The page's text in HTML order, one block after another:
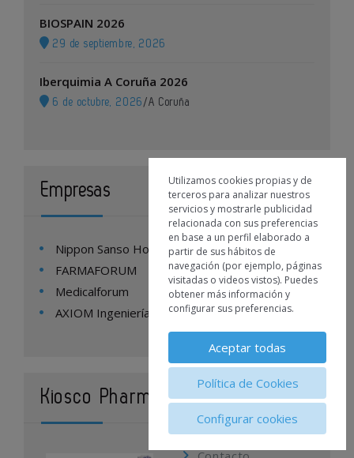
BIOSPAIN 2026
29 de septiembre, 2026
Iberquimia A Coruña 2026
6 de octubre, 2026 /A Coruña
Empresas
Nippon Sanso Homecare España
FARMAFORUM
Medicalforum
AXIOM Ingeniería
Kiosco Pharmatech
Utilizamos cookies propias y de
terceros para analizar nuestros
servicios y mostrarle publicidad
relacionada con sus preferencias
en base a un perfil elaborado a
partir de sus hábitos de
navegación (por ejemplo, páginas
visitadas o videos vistos). Puedes
obtener más información y
configurar sus preferencias.
Aceptar todas
Política de Cookies
Configurar cookies